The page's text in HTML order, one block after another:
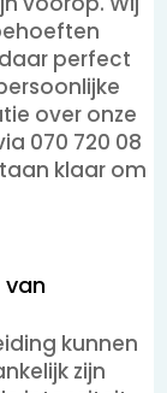
perfect
over onze
070 720 08
klaar om
van
kunnen
zijn